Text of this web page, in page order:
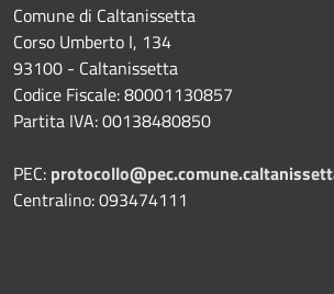
Comune di Caltanissetta
Corso Umberto I, 134
93100 - Caltanissetta
Codice Fiscale: 80001130857
Partita IVA: 00138480850
PEC:
Centralino: 093474111